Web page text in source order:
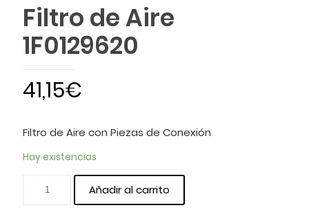
Filtro de Aire
1F0129620
41,15€
Filtro de Aire con Piezas de Conexión
Hay existencias
Añadir al carrito